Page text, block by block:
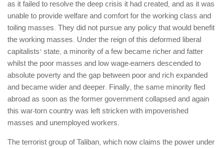
ادبی
سیاسی
نقد سیاسی
فلسفی
تئوری
روشنفکران مارکسیست
as it failed to resolve the deep crisis it had created, and as it was
unable to provide welfare and comfort for the working class and
toiling masses. They did not pursue any policy that would benefit
the working masses. Under the reign of this deformed liberal
capitalists’ state, a minority of a few became richer and fatter
whilst the poor masses and low wage-earners descended to
absolute poverty and the gap between poor and rich expanded
and became wider and deeper. Finally, the same minority fled
abroad as soon as the former government collapsed and again
this war-torn country was left stricken with impoverished
masses and unemployed workers.
The terrorist group of Taliban, which now claims the power under